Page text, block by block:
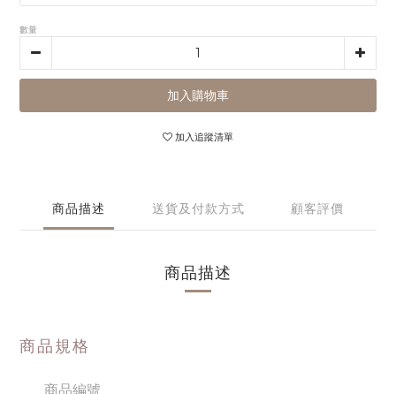
數量
加入購物車
加入追蹤清單
商品描述 送貨及付款方式 顧客評價
商品描述
商品規格
商品編號